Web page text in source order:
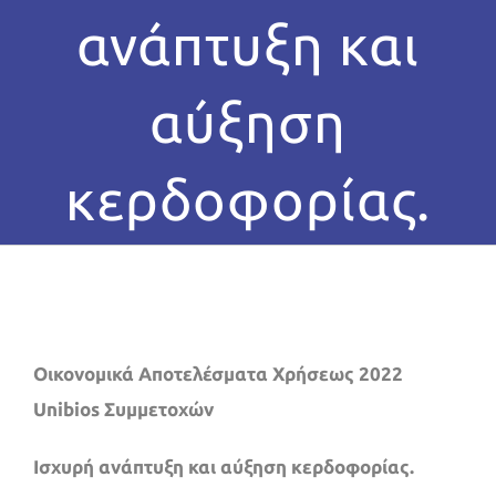
ανάπτυξη και
αύξηση
κερδοφορίας.
Οικονομικά Αποτελέσματα Χρήσεως 2022
Unibios Συμμετοχών
Ισχυρή ανάπτυξη και αύξηση κερδοφορίας.